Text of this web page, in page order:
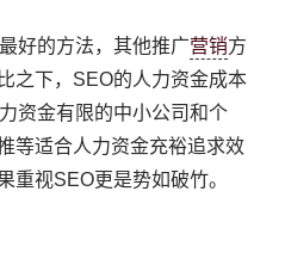
好的方法，其他推广营销方
之下，SEO的人力资金成本
资金有限的中小公司和个
等适合人力资金充裕追求效
重视SEO更是势如破竹。